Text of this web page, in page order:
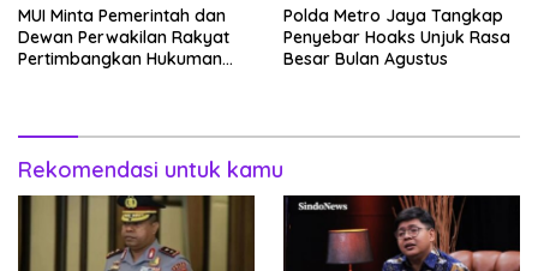
MUI Minta Pemerintah dan
Dewan Perwakilan Rakyat
Pertimbangkan Hukuman
Polda Metro Jaya Tangkap
Penyebar Hoaks Unjuk Rasa
Besar Bulan Agustus
Rekomendasi untuk kamu